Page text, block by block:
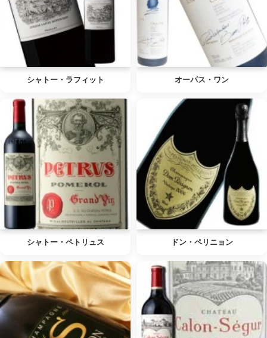
シャトー・ラフィット オーパス・ワン
シャトー・ペトリュス ドン・ペリニョン